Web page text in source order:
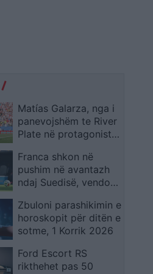
Matías Galarza, nga i
panevojshëm te River
Plate në protagonistin
e Botës 2026
Franca shkon në
pushim në avantazh
ndaj Suedisë, vendos
Zbuloni parashikimin e
horoskopit për ditën e
sotme, 1 Korrik 2026
Ford Escort RS
rikthehet pas 50